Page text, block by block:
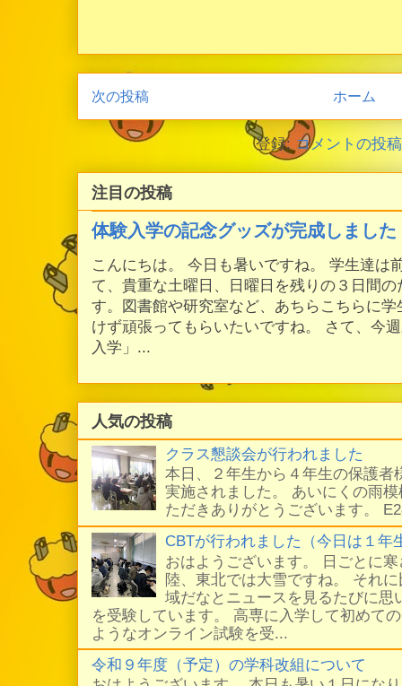
次の投稿 ホーム
登録: コメントの投
注目の投稿
体験入学の記念グッズが完成しました
こんにちは。 今日も暑いですね。 学生達は
て、貴重な土曜日、日曜日を残りの３日間
す。図書館や研究室など、あちらこちらに
けず頑張ってもらいたいですね。 さて、今
入学」...
人気の投稿
クラス懇談会が行われました
本日、２年生から４年生の保護者
実施されました。 あいにくの雨
ただきありがとうございます。
CBTが行われました（今日は１年
おはようございます。 日ごとに
陸、東北では大雪ですね。 それ
域だなとニュースを見るたびに思
を受験しています。 高専に入学して初めて
ようなオンライン試験を受...
令和９年度（予定）の学科改組について